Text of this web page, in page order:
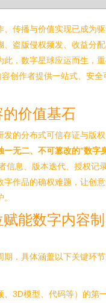
、传播与价值实现已成为
、盗版侵权频发、收益分
此，数字星球应运而生，
创作者提供一站式、安全
价值基石
发的分布式可信存证与版
一无二、不可篡改的“数字
信息、版本迭代、授权记
字作品的确权难题，让创
能数字内容制
期，具体涵盖以下关键环
、3D模型、代码等）的第